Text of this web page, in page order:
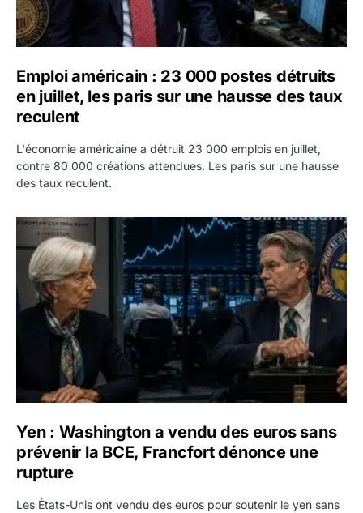
Emploi américain : 23 000 postes détruits
en juillet, les paris sur une hausse des taux
reculent
L'économie américaine a détruit 23 000 emplois en juillet,
contre 80 000 créations attendues. Les paris sur une hausse
des taux reculent.
Yen : Washington a vendu des euros sans prévenir la
Yen : Washington a vendu des euros sans
prévenir la BCE, Francfort dénonce une
rupture
Les États-Unis ont vendu des euros pour soutenir le yen sans